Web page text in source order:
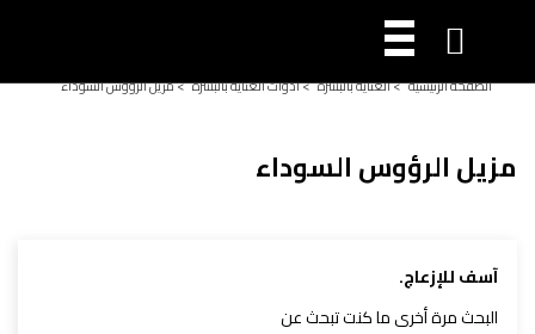

الصفحة الرئيسية >العناية بالبشرة >ادوات العناية بالبشرة >مزيل الرؤوس السوداء
مزيل الرؤوس السوداء
آسف للإزعاج.
البحث مرة أخرى ما كنت تبحث عن